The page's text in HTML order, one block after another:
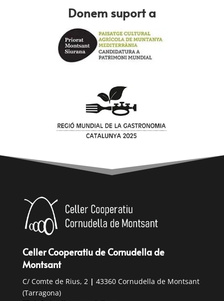
Donem suport a
Celler Cooperatiu de Cornudella de
Montsant
C/ Comte de Rius, 2 | 43360 Cornudella de Montsant
(Tarragona)